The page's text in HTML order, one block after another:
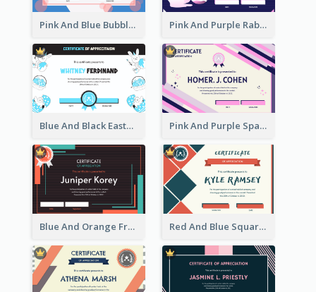
Pink And Blue Bubbles Shapes Certificate Pink And Purple Rabbit Cartoon Easter Certificate
Blue And Black Easter Illustration Certificate Pink And Purple Sparkles Fancy Certificate
Blue And Orange Frame Dark Certificate Red And Blue Squares Pattern Certificate